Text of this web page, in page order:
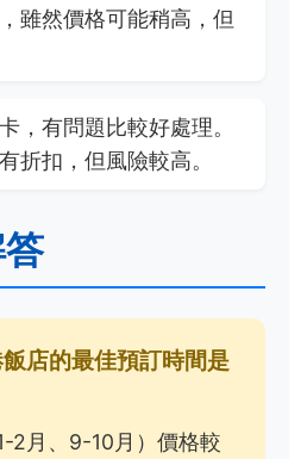
雖然價格可能稍高，但
，有問題比較好處理。
折扣，但風險較高。
店的最佳預訂時間是
2月、9-10月）價格較